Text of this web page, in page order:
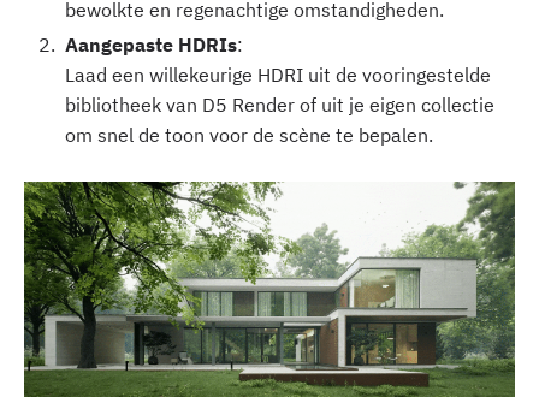
bewolkte en regenachtige omstandigheden.‍
Aangepaste HDRIs:
Laad een willekeurige HDRI uit de vooringestelde
bibliotheek van D5 Render of uit je eigen collectie
om snel de toon voor de scène te bepalen.